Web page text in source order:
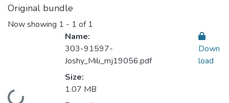
Original bundle
Now showing 1 - 1 of 1
Name:
303-91597-
Joshy_Mili_mj19056.pdf
Size:
1.07 MB
Down
load